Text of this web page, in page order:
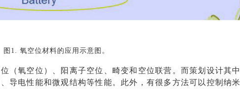
图1. 氧空位材料的应用示意图。
（氧空位）、阳离子空位、畸变和空位联营。而策划设计其中
导电性能和微观结构等性能。此外，有很多方法可以控制纳米